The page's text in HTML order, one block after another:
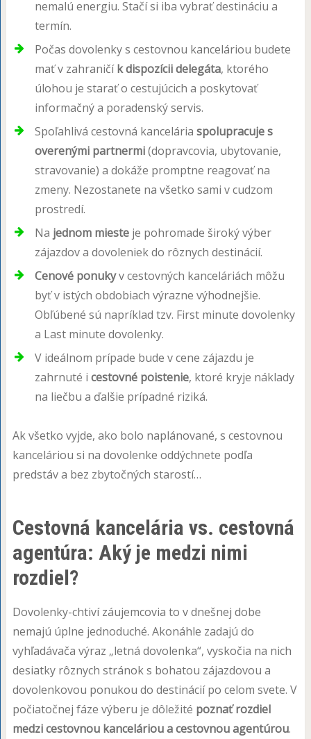
nemalú energiu. Stačí si iba vybrať destináciu a
termín.
Počas dovolenky s cestovnou kanceláriou budete
mať v zahraničík dispozícii delegáta, ktorého
úlohou je starať o cestujúcich a poskytovať
informačný a poradenský servis.
Spoľahlivá cestovná kancelária spolupracuje s
overenými partnermi(dopravcovia, ubytovanie,
stravovanie) a dokáže promptne reagovať na
zmeny. Nezostanete na všetko sami v cudzom
prostredí.
Na jednom miesteje pohromade široký výber
zájazdov a dovoleniek do rôznych destinácií.
Cenové ponukyv cestovných kanceláriách môžu
byť v istých obdobiach výrazne výhodnejšie.
Obľúbené sú napríklad tzv. First minute dovolenky
a Last minute dovolenky.
V ideálnom prípade bude v cene zájazdu je
zahrnuté i cestovné poistenie, ktoré kryje náklady
na liečbu a ďalšie prípadné riziká.
Ak všetko vyjde, ako bolo naplánované, s cestovnou
kanceláriou si na dovolenke oddýchnete podľa
predstáv a bez zbytočných starostí…
Cestovná kancelária vs. cestovná
agentúra: Aký je medzi nimi
rozdiel?
Dovolenky-chtiví záujemcovia to v dnešnej dobe
nemajú úplne jednoduché. Akonáhle zadajú do
vyhľadávača výraz „letná dovolenka“, vyskočia na nich
desiatky rôznych stránok s bohatou zájazdovou a
dovolenkovou ponukou do destinácií po celom svete. V
počiatočnej fáze výberu je dôležité poznať rozdiel
medzi cestovnou kanceláriou a cestovnou agentúrou.